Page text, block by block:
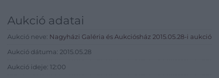
Aukció adatai
Aukció neve: Nagyházi Galéria és Aukciósház 2015.05.28-i aukció
Aukció dátuma: 2015.05.28
Aukció ideje: 12:00